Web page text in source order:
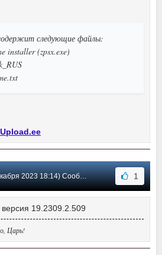
следующие файлы:
installer (zpsx.exe)
2023 18:14) Сообщение #526 1
19.2309.2.509
Царь!